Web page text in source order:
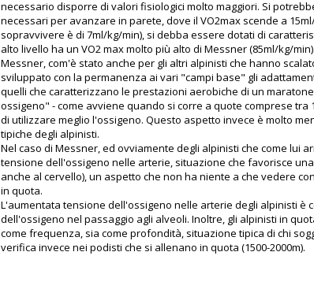
necessario disporre di valori fisiologici molto maggiori. Si
necessari per avanzare in parete, dove il VO2max scende a
sopravvivere è di 7ml/kg/min), si debba essere dotati di
alto livello ha un VO2 max molto più alto di Messner (85ml/kg/min).
Messner, com'è stato anche per gli altri alpinisti che hanno
sviluppato con la permanenza ai vari "campi base" gli
quelli che caratterizzano le prestazioni aerobiche di un
ossigeno" - come avviene quando si corre a quote comprese tra
di utilizzare meglio l'ossigeno. Questo aspetto invece è molto
tipiche degli alpinisti.
Nel caso di Messner, ed ovviamente degli alpinisti che come lui
tensione dell'ossigeno nelle arterie, situazione che favorisce
anche al cervello), un aspetto che non ha niente a che vedere
in quota.
L'aumentata tensione dell'ossigeno nelle arterie degli alpinisti è
dell'ossigeno nel passaggio agli alveoli. Inoltre, gli alpinisti in
come frequenza, sia come profondità, situazione tipica di chi
verifica invece nei podisti che si allenano in quota (1500-2000m).